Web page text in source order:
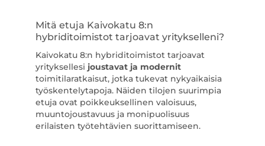
Mitä etuja Kaivokatu 8:n
hybriditoimistot tarjoavat yritykselleni?
Kaivokatu 8:n hybriditoimistot tarjoavat
yrityksellesi joustavat ja modernit
toimitilaratkaisut, jotka tukevat nykyaikaisia
työskentelytapoja. Näiden tilojen suurimpia
etuja ovat poikkeuksellinen valoisuus,
muuntojoustavuus ja monipuolisuus
erilaisten työtehtävien suorittamiseen.